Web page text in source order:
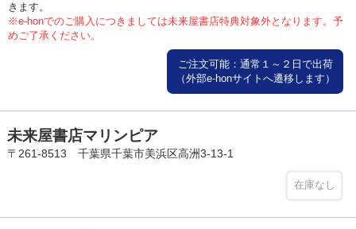
きます。
※e-honでのご購入につきましては未来屋書店特典対象外となります。予
めご了承ください。
ご注文可能：通常１～２日で出荷
（外部e-honサイトへ遷移します）
未来屋書店マリンピア
〒261-8513 千葉県千葉市美浜区高洲3-13-1
在庫なし